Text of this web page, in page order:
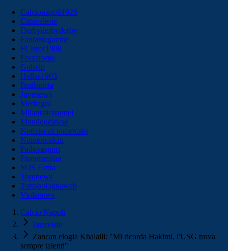
Calcionapoli1926
Cittaceleste
Derbyderbyderby
Fantamagazine
FCInter1908
Forzaroma
Golssip
Hellas1903
Ilmilanista
Juvenews
Mediagol
Milanistichannel
Mondoudinese
Notiziecalciomercato
Numericalcio
Padovasport
Pianetamilan
SOS Fanta
Toronews
Tuttobolognaweb
Violanews
Calcio Napoli
Interviste
Zancan elogia Khalaili: "Mi ricorda Hakimi, l'USG trova
sempre talenti"